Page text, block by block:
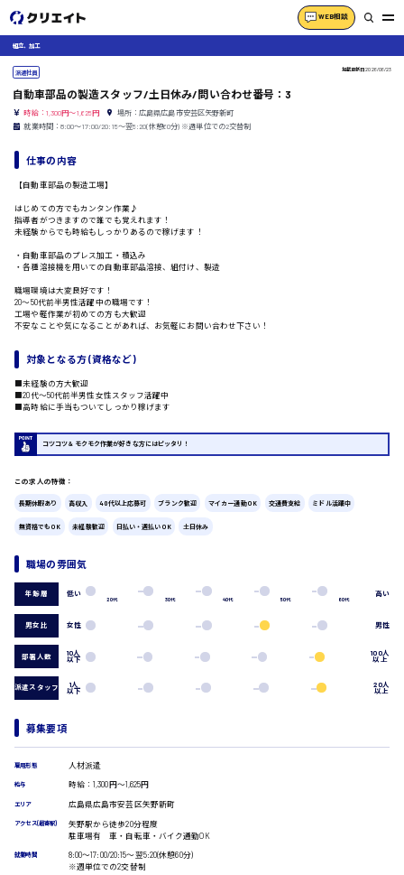
WEB相談
製造・軽作業・物流系
組立、加工
ピッキング・仕分け
軽作業
介護・医療系
介護職
看護助手
オフィスワーク系
貿易事務
コールセンターオペレーター
受付事務
医療事務
IT・クリエイティブ系
広島市東区
広島市南区
広島市西区
広島市安佐南区
時給1300円～
組立、加工
派遣社員 掲載更新日2026/06/23
自動車部品の製造スタッフ/土日休み/問い合わせ番号：3
時給：1,300円～1,625円
場所：広島県広島市安芸区矢野新町
就業時間：8:00〜17:00/20:15〜翌5:20(休憩60分) ※週単位での2交替制
仕事の内容
【自動車部品の製造工場】
はじめての方でもカンタン作業♪
指導者がつきますので誰でも覚えれます！
未経験からでも時給もしっかりあるので稼げます！
・自動車部品のプレス加工・積込み
・各種溶接機を用いての自動車部品溶接、組付け、製造
職場環境は大変良好です！
20〜50代前半男性活躍中の職場です！
工場や軽作業が初めての方も大歓迎
不安なことや気になることがあれば、お気軽にお問い合わせ下さい！
対象となる方 (資格など)
■未経験の方大歓迎
■20代〜50代前半男性女性スタッフ活躍中
■高時給に手当もついてしっかり稼げます
コツコツ＆モクモク作業が好きな方にはピッタリ！
この求人の特徴：
長期休暇あり 高収入 40代以上応募可 ブランク歓迎 マイカー通勤OK 交通費支給 ミドル活躍中
無資格でもOK 未経験歓迎 日払い・週払いOK 土日休み
職場の雰囲気
年齢層 低い
20代 30代 40代 50代 60代
高い
男女比 女性 男性
部署人数 10人
以下
100人
以上
派遣スタッフ 1人
以下
20人
以上
募集要項
雇用形態 人材派遣
給与 時給：1,300円～1,625円
エリア 広島県広島市安芸区矢野新町
アクセス(最寄駅)
矢野駅から徒歩20分程度
駐車場有 車・自転車・バイク通勤OK
就業時間
8:00〜17:00/20:15〜翌5:20(休憩60分)
※週単位での2交替制